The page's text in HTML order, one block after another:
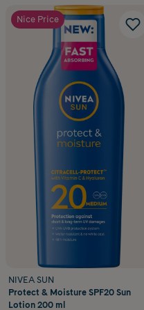
Nice Price
NIVEA SUN
Protect & Moisture SPF20 Sun
Lotion 200 ml